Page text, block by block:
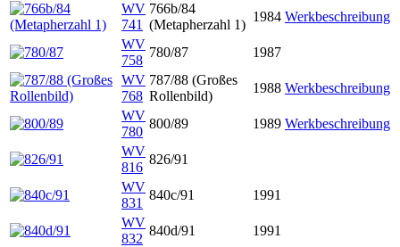
WV
741
766b/84
(Metapherzahl 1)
1984 Werkbeschreibung
WV
758
780/87
1987
WV
768
787/88 (Großes
Rollenbild)
1988 Werkbeschreibung
WV
780
800/89 1989 Werkbeschreibung
WV
816
826/91
WV
831
840c/91
1991
WV
832
840d/91
1991